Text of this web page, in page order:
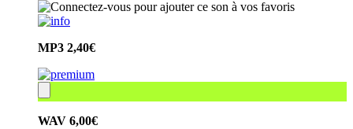
MP3 2,40€
WAV 6,00€